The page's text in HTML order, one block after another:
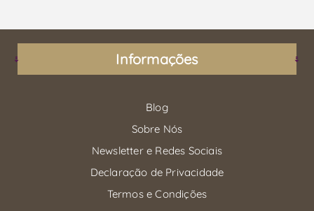
Informações
Blog
Sobre Nós
Newsletter e Redes Sociais
Declaração de Privacidade
Termos e Condições